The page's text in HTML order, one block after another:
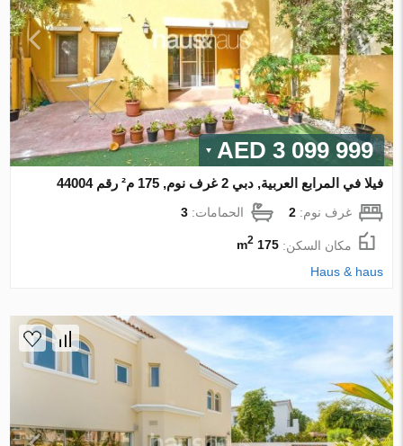
3 099 999 AED
فيلا في المرابع العربية, دبي 2 غرف نوم, 175 م² رقم 44004
غرف نوم:2 الحمامات:3
مكان السكن:175 m
2
Haus & haus